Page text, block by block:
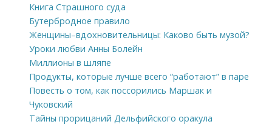
Книга Страшного суда
Бутербродное правило
Женщины–вдохновительницы: Каково быть музой?
Уроки любви Анны Болейн
Миллионы в шляпе
Продукты, которые лучше всего “работают” в паре
Повесть о том, как поссорились Маршак и
Чуковский
Тайны прорицаний Дельфийского оракула